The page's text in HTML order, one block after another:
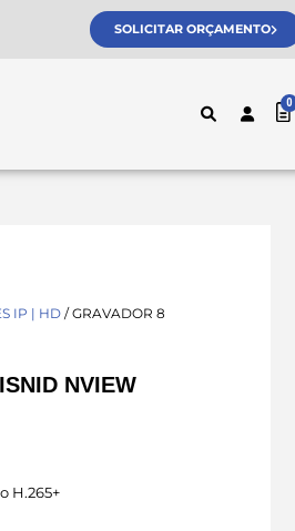
SOLICITAR ORÇAMENTO
IP | HD / GRAVADOR 8
NVIEW
H.265+